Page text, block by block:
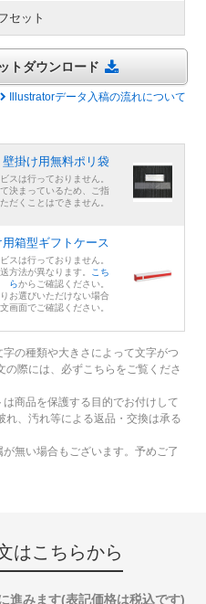
セット
トダウンロード
Illustratorデータ入稿の流れについて
壁掛け用無料ポリ袋
スは行っておりません。
決まっているため、ご指
だくことはできません。
箱型ギフトケース
スは行っておりません。
方法が異なります。
こち
らからご確認ください。
お選びいただけない場合
画面でご確認ください。
の種類や大きさによって文字がつ
際には、必ずこちらをご覧くださ
商品を保護する目的でお付けして
れ、汚れ等による返品・交換は承る
無い場合もございます。予めご了
はこちらから
進みます(表記価格は税込です)